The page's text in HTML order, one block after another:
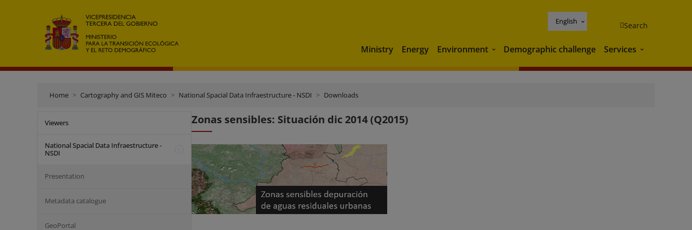
English Search
Ministry Energy Environment Environment
Demographic challenge Services Services
Home Cartography and GIS Miteco National Spacial Data Infraestructure - NSDI Downloads
Viewers
National Spacial Data Infraestructure -
NSDI
Presentation
Metadata catalogue
GeoPortal
Zonas sensibles: Situación dic 2014 (Q2015)